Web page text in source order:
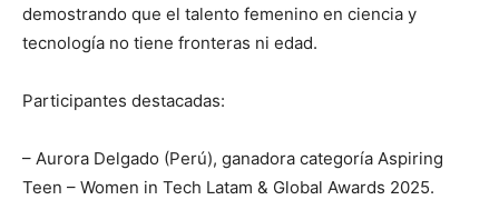
demostrando que el talento femenino en ciencia y
tecnología no tiene fronteras ni edad.
Participantes destacadas:
– Aurora Delgado (Perú), ganadora categoría Aspiring
Teen – Women in Tech Latam & Global Awards 2025.